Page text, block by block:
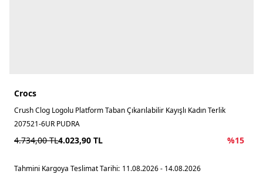
Crocs
Crush Clog Logolu Platform Taban Çıkarılabilir Kayışlı Kadın Terlik
207521-6UR PUDRA
4.734,00TL4.023,90 TL %15
Tahmini Kargoya Teslimat Tarihi: 11.08.2026 - 14.08.2026